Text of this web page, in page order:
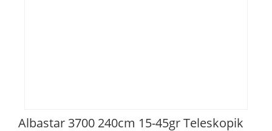
Albastar 3700 240cm 15-45gr Teleskopik